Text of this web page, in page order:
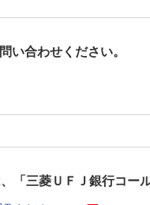
い合わせください。
「三菱ＵＦＪ銀行コー